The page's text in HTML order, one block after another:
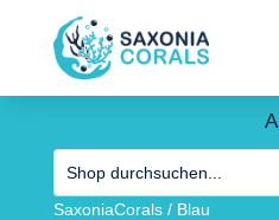
SaxoniaCorals/ Blau